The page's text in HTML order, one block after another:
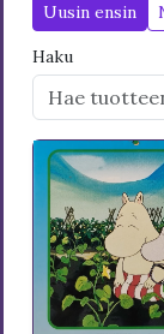
Uusin ensin
Haku